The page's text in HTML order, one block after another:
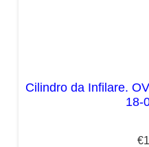
Cilindro da Infilare.
18-
€